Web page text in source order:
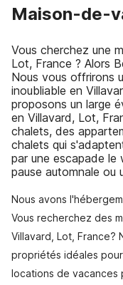
Maison-de-
Vous cherchez une
Lot, France ? Alors
Nous vous offrirons
inoubliable en
proposons un large
en Villavard, Lot,
chalets, des
chalets qui
par une escapade
pause automnale ou
Nous avons
Vous recherchez des
Villavard, Lot, France?
propriétés idéales
locations de vacances